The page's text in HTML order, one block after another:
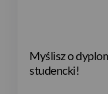
Myślisz o
studencki!